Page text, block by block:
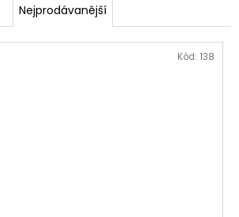
Nejprodávanější
Kód: 138